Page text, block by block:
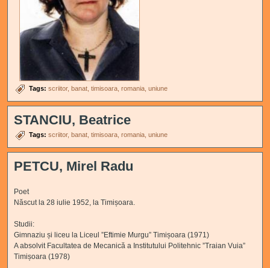
Tags:scriitor banat timisoara romania uniune
STANCIU, Beatrice
Tags:scriitor banat timisoara romania uniune
PETCU, Mirel Radu
Poet
Născut la 28 iulie 1952, la Timișoara.
Studii:
Gimnaziu și liceu la Liceul ”Eftimie Murgu” Timișoara (1971)
A absolvit Facultatea de Mecanică a Institutului Politehnic ”Traian Vuia”
Timișoara (1978)